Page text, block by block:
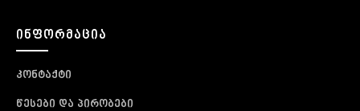
ᲘᲜᲤᲝᲠᲛᲐᲪᲘᲐ
კონტაქტი
წესები და პირობები